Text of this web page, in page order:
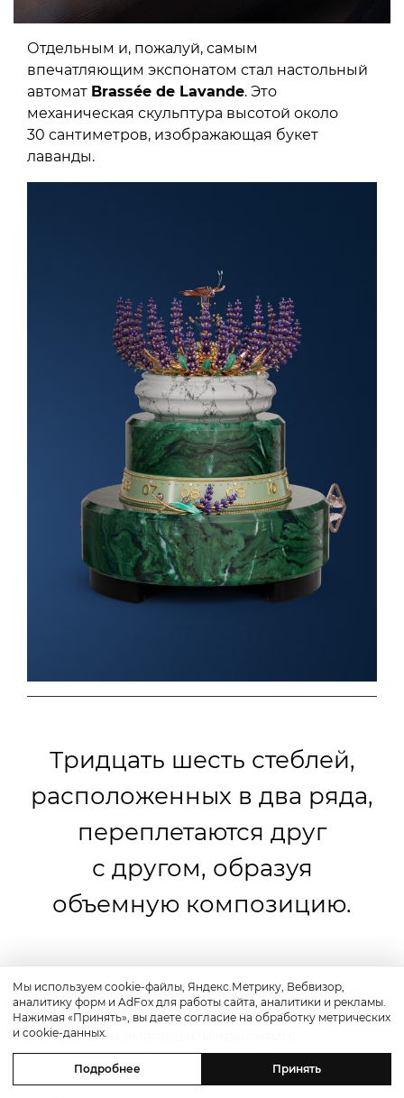
Отдельным и, пожалуй, самым
впечатляющим экспонатом стал настольный
автомат Brassée de Lavande. Это
механическая скульптура высотой около
30 сантиметров, изображающая букет
лаванды.
Тридцать шесть стеблей,
расположенных в два ряда,
переплетаются друг
с другом, образуя
объемную композицию.
При активации устройства цветы медленно
раскрываются, и из них появляется бабочка
с ажурными эмалевыми крыльями,
украшенными бриллиантами. В основании
автомата скрыт карильон, а время
Мы используем cookie-файлы, Яндекс.Метрику, Вебвизор,
аналитику форм и AdFox для работы сайта, аналитики и рекламы.
Нажимая «Принять», вы даете согласие на обработку метрических
и cookie-данных.
Подробнее Принять